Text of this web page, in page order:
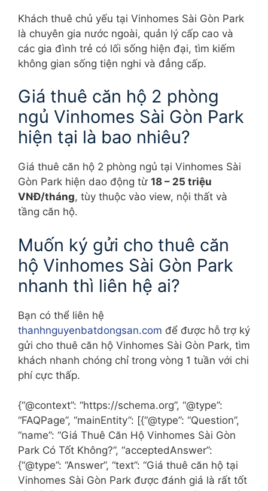
Khách thuê chủ yếu tại Vinhomes Sài Gòn Park
là chuyên gia nước ngoài, quản lý cấp cao và
các gia đình trẻ có lối sống hiện đại, tìm kiếm
không gian sống tiện nghi và đẳng cấp.
Giá thuê căn hộ 2 phòng
ngủ Vinhomes Sài Gòn Park
hiện tại là bao nhiêu?
Giá thuê căn hộ 2 phòng ngủ tại Vinhomes Sài
Gòn Park hiện dao động từ 18 – 25 triệu
VNĐ/tháng, tùy thuộc vào view, nội thất và
tầng căn hộ.
Muốn ký gửi cho thuê căn
hộ Vinhomes Sài Gòn Park
nhanh thì liên hệ ai?
Bạn có thể liên hệ
thanhnguyenbatdongsan.com để được hỗ trợ ký
gửi cho thuê căn hộ Vinhomes Sài Gòn Park, tìm
khách nhanh chóng chỉ trong vòng 1 tuần với chi
phí cực thấp.
{“@context”: “https://schema.org”, “@type”:
“FAQPage”, “mainEntity”: [{“@type”: “Question”,
“name”: “Giá Thuê Căn Hộ Vinhomes Sài Gòn
Park Có Tốt Không?”, “acceptedAnswer”:
{“@type”: “Answer”, “text”: “Giá thuê căn hộ tại
Vinhomes Sài Gòn Park được đánh giá là rất tốt